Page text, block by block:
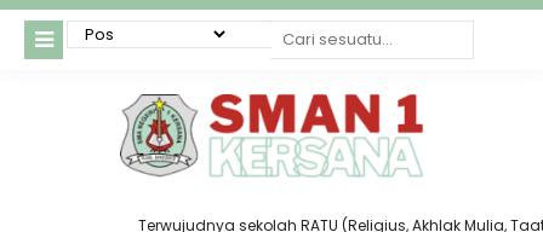
Terwujudnya sekolah RATU (Religius, Akhlak Mulia, Taat